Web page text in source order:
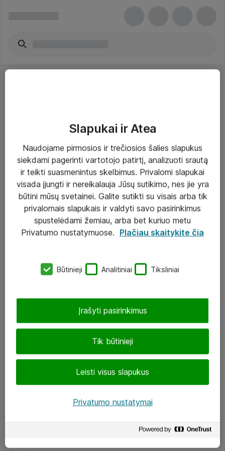
Paslaugos
Sprendimai
Įgyvendinti projektai
Atea ekspertų patarimai verslui
eShop@atea.lt
LinkedIn
Slapukai ir Atea
Naudojame pirmosios ir trečiosios šalies slapukus
siekdami pagerinti vartotojo patirtį, analizuoti srautą
ir teikti suasmenintus skelbimus. Privalomi slapukai
visada įjungti ir nereikalauja Jūsų sutikimo, nes jie yra
būtini mūsų svetainei. Galite sutikti su visais arba tik
privalomais slapukais ir valdyti savo pasirinkimus
spustelėdami žemiau, arba bet kuriuo metu
Privatumo nustatymuose. Plačiau skaitykite čia
Būtinieji Analitiniai Tiksliniai
Tik būtinieji
Leisti visus slapukus
Įrašyti pasirinkimus
Privatumo nustatymai